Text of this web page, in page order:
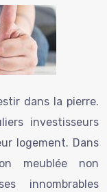
dans la pierre.
investisseurs
logement. Dans
meublée non
innombrables